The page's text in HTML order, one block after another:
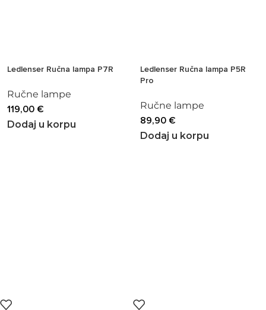
Ledlenser Ručna lampa P7R
Ručne lampe
119,00 €
Dodaj u korpu
Ledlenser Ručna lampa P5R
Pro
Ručne lampe
89,90 €
Dodaj u korpu